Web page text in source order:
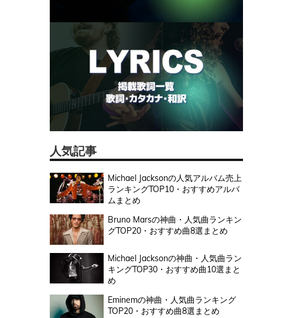
人気記事
Michael Jacksonの人気アルバム売上
ランキングTOP10・おすすめアルバ
ムまとめ
Bruno Marsの神曲・人気曲ランキン
グTOP20・おすすめ曲8選まとめ
Michael Jacksonの神曲・人気曲ラン
キングTOP30・おすすめ曲10選まと
め
Eminemの神曲・人気曲ランキング
TOP20・おすすめ曲8選まとめ